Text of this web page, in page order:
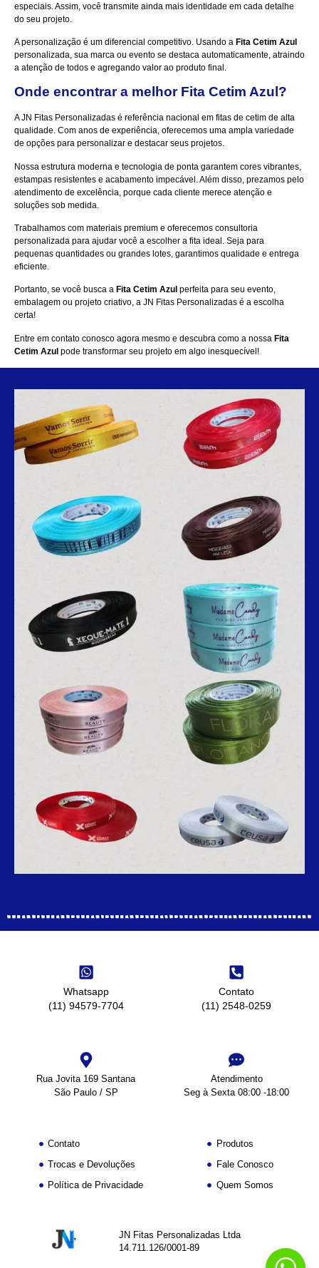
especiais. Assim, você transmite ainda mais identidade em cada detalhe
do seu projeto.
A personalização é um diferencial competitivo. Usando a Fita Cetim Azul
personalizada, sua marca ou evento se destaca automaticamente, atraindo
a atenção de todos e agregando valor ao produto final.
Onde encontrar a melhor Fita Cetim Azul?
AJN Fitas Personalizadas é referência nacional em fitas de cetim de alta
qualidade. Com anos de experiência, oferecemos uma ampla variedade
de opções para personalizar e destacar seus projetos.
Nossa estrutura moderna e tecnologia de ponta garantem cores vibrantes,
estampas resistentes e acabamento impecável. Além disso, prezamos pelo
atendimento de excelência, porque cada cliente merece atenção e
soluções sob medida.
Trabalhamos com materiais premium e oferecemos consultoria
personalizada para ajudar você a escolher a fita ideal. Seja para
pequenas quantidades ou grandes lotes, garantimos qualidade e entrega
eficiente.
Portanto, se você busca a Fita Cetim Azul perfeita para seu evento,
embalagem ou projeto criativo, a JN Fitas Personalizadas é a escolha
certa!
Entre em contato conosco agora mesmo e descubra como a nossa Fita
Cetim Azul pode transformar seu projeto em algo inesquecível!
Whatsapp
(11) 94579-7704
Contato
(11) 2548-0259
Rua Jovita 169 Santana
São Paulo / SP
Atendimento
Seg à Sexta 08:00 -18:00
Contato
Trocas e Devoluções
Política de Privacidade
Produtos
Fale Conosco
Quem Somos
JN Fitas Personalizadas Ltda
14.711.126/0001-89